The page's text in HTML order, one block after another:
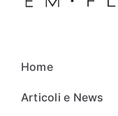
Home
Articoli e News